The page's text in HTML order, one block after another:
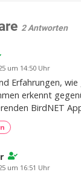
2 Antworten
um 14:50 Uhr
Erfahrungen,
erkennt
BirdNET
um 16:51 Uhr